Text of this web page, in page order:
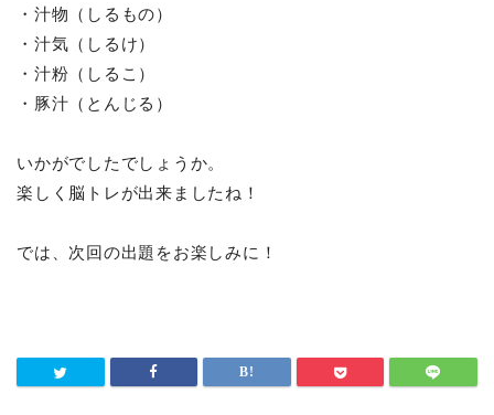
・汁物（しるもの）
・汁気（しるけ）
・汁粉（しるこ）
・豚汁（とんじる）
いかがでしたでしょうか。
楽しく脳トレが出来ましたね！
では、次回の出題をお楽しみに！